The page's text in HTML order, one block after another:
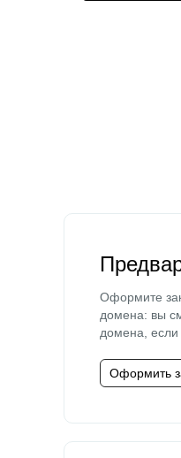
Оформите
домена: вы
домена, если
Оформить